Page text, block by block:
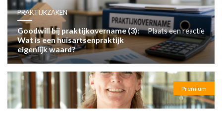
PRAKTIJKZAKEN
Goodwill bij praktijkovername (3):
Wat is een huisartsenpraktijk
eigenlijk waard?
Plaats een reactie
Premium